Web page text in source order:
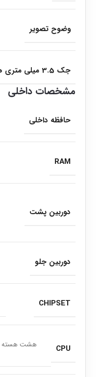
وضوح تصویر
جک 3.5 میلی متری هندزفری
مشخصات داخلی
حافظه داخلی
RAM
دوربین پشت
دوربین جلو
CHIPSET
CPU